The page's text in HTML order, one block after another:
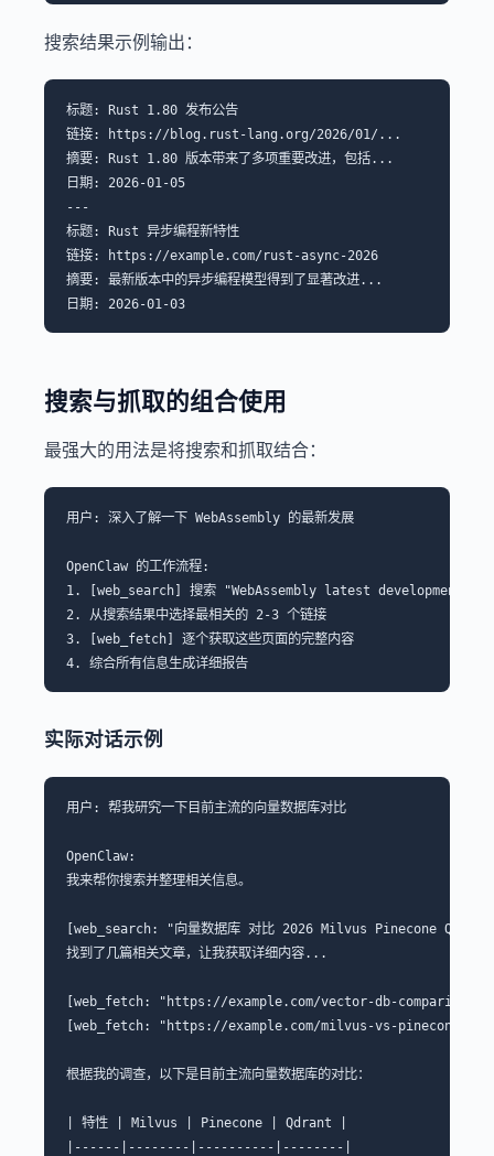
搜索结果示例输出：
标题: Rust 1.80 发布公告
链接: https://blog.rust-lang.org/2026/01/...
摘要: Rust 1.80 版本带来了多项重要改进，包括...
日期: 2026-01-05
---
标题: Rust 异步编程新特性
链接: https://example.com/rust-async-2026
摘要: 最新版本中的异步编程模型得到了显著改进...
搜索与抓取的组合使用
最强大的用法是将搜索和抓取结合：
用户: 深入了解一下 WebAssembly 的最新发展
OpenClaw 的工作流程:
1. [web_search] 搜索 "WebAssembly latest developments
2. 从搜索结果中选择最相关的 2-3 个链接
3. [web_fetch] 逐个获取这些页面的完整内容
实际对话示例
用户: 帮我研究一下目前主流的向量数据库对比
OpenClaw:
我来帮你搜索并整理相关信息。
[web_search: "向量数据库 对比 2026 Milvus Pinecone
找到了几篇相关文章，让我获取详细内容...
[web_fetch: "https://example.com/vector-db-comparison"]
[web_fetch: "https://example.com/milvus-vs-pinecone"]
根据我的调查，以下是目前主流向量数据库的对比：
| 特性 | Milvus | Pinecone | Qdrant |
|------|--------|----------|--------|